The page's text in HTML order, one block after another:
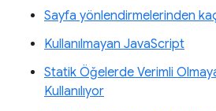
Sayfa yönlendirmelerinden
Kullanılmayan JavaScript
Statik Öğelerde Verimli
Kullanılıyor